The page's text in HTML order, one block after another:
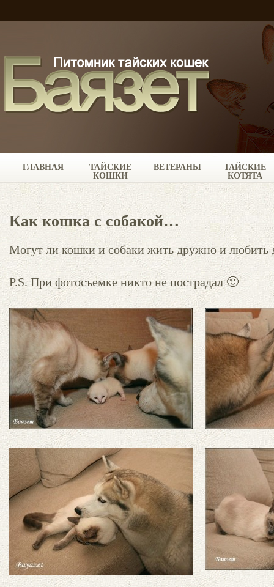
ГЛАВНАЯ
ТАЙСКИЕ
КОШКИ
ВЕТЕРАНЫ
ТАЙСКИЕ
КОТЯТА
Как кошка с собакой…
Могут ли кошки и собаки жить дружно и любить
P.S. При фотосъемке никто не пострадал 🙂